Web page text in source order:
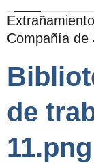
Compañía de
de
11.png